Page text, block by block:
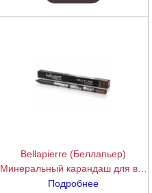
Bellapierre (Беллапьер)
Минеральный карандаш для век
(New Eye Gel Pencils), 1,8 г.
Подробнее